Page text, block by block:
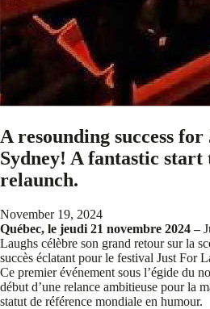
A resounding success
Sydney! A fantastic
relaunch.
November 19, 2024
Québec, le jeudi 21 novembre 2024 –
Laughs célèbre son grand retour sur la
succès éclatant pour le festival Just For
Ce premier événement sous l’égide du
début d’une relance ambitieuse pour la
statut de référence mondiale en humour.